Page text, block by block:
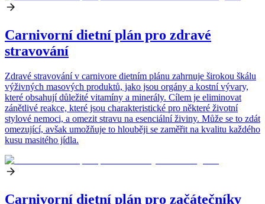
Carnivorní dietní plán pro zdravé
stravování
Zdravé stravování v carnivore dietním plánu zahrnuje širokou škálu
výživných masových produktů, jako jsou orgány a kostní vývary,
které obsahují důležité vitamíny a minerály. Cílem je eliminovat
zánětlivé reakce, které jsou charakteristické pro některé životní
stylové nemoci, a omezit stravu na esenciální živiny. Může se to zdát
omezující, avšak umožňuje to hlouběji se zaměřit na kvalitu každého
kusu masitého jídla.
Carnivorní dietní plán pro začátečníky